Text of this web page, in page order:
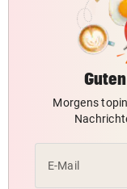
Morgens
E-Mail